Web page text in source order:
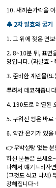
10. 새끼손가락을
♣ 2차 발효와 굽기
1. 그 위에 젖은 면
2. 8~10분 뒤, 표면
밍입니다. (과발효 -
3. 준비한 계란물(또
뿌려서 데코해줍니
4. 190도로 예열된
5. 구워진 빵은 바로
6. 약간 온기가 있
👉우박설탕 없는 분
하신 분들은 쓰세요
나해서 얘기드리자
(그것도 식고 나서)
강해집니다~!